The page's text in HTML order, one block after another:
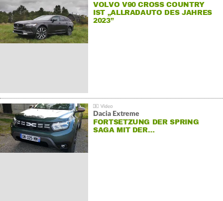
VOLVO V90 CROSS COUNTRY
IST „ALLRADAUTO DES JAHRES
2023”
Dacia Extreme
FORTSETZUNG DER SPRING
SAGA MIT DER…